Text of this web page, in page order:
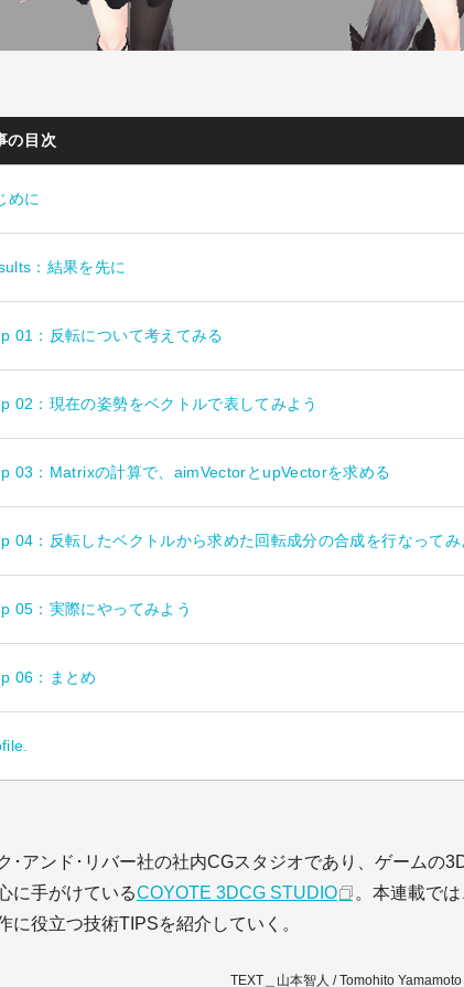
の目次
めに
：結果を先に
01：反転について考えてみる
02：現在の姿勢をベクトルで表してみよう
03：Matrixの計算で、aimVectorとupVectorを求める
04：反転したベクトルから求めた回転成分の合成を行なってみ
05：実際にやってみよう
06：まとめ
･アンド･リバー社の社内CGスタジオであり、ゲームの
に手がけているCOYOTE 3DCG STUDIO
。本連載で
に役立つ技術TIPSを紹介していく。
TEXT＿山本智人 / Tomohito